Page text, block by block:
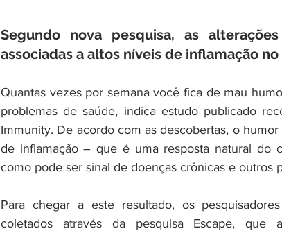
Segundo nova pesquisa, as
associadas a altos níveis de inflamação
Quantas vezes por semana você fica de mau
problemas de saúde, indica estudo publicado
Immunity. De acordo com as descobertas, o
de inflamação – que é uma resposta natural do
como pode ser sinal de doenças crônicas e outros
Para chegar a este resultado, os
coletados através da pesquisa Escape,